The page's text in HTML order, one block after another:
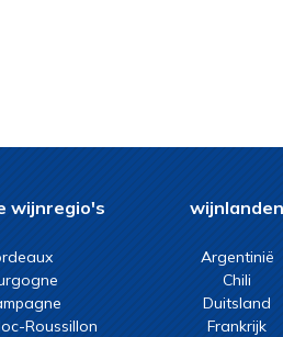
wijnregio's
Roussillon
wijnlanden
Argentinië
Chili
Duitsland
Frankrijk